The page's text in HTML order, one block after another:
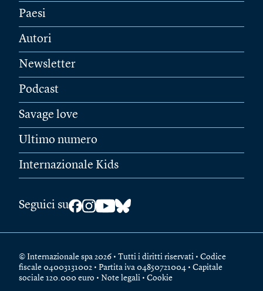
Paesi
Autori
Newsletter
Podcast
Savage love
Ultimo numero
Internazionale Kids
Seguici su
© Internazionale spa 2026 • Tutti i diritti riservati • Codice
fiscale 04003131002 • Partita iva 04850721004 • Capitale
sociale 120.000 euro • Note legali • Cookie